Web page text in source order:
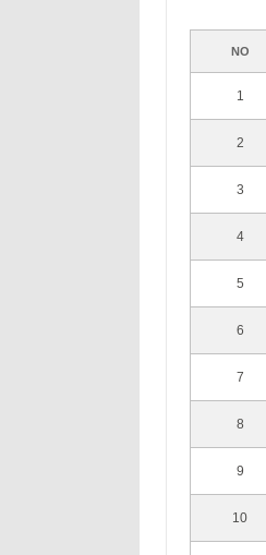
NO
1
2
3
4
5
6
7
8
9
10